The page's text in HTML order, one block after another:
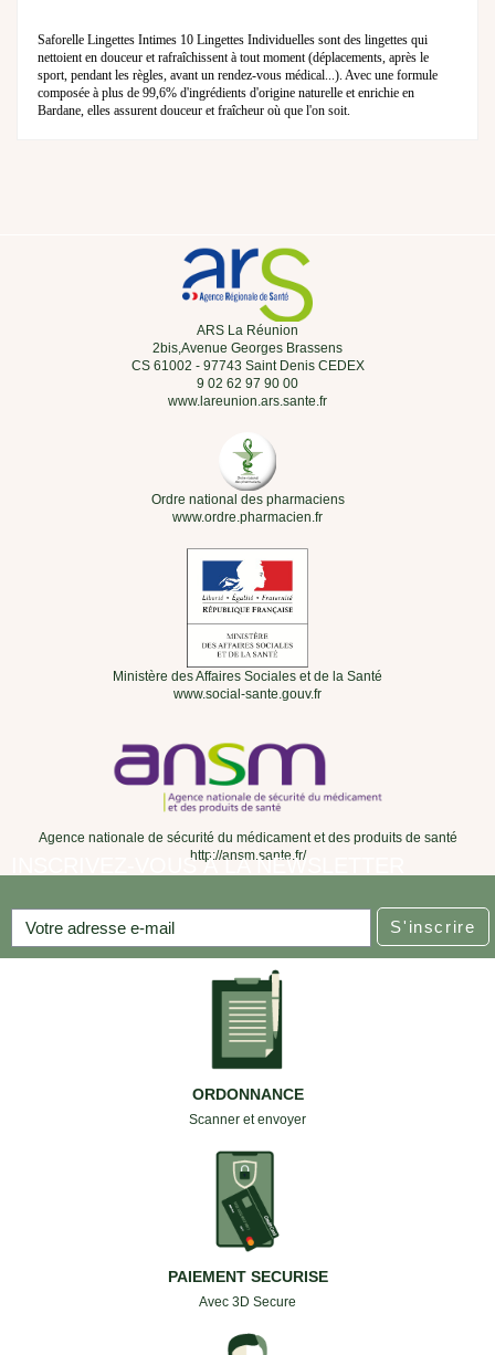
Saforelle Lingettes Intimes 10 Lingettes Individuelles sont des lingettes qui
nettoient en douceur et rafraîchissent à tout moment (déplacements, après le
sport, pendant les règles, avant un rendez-vous médical...). Avec une formule
composée à plus de 99,6% d'ingrédients d'origine naturelle et enrichie en
Bardane, elles assurent douceur et fraîcheur où que l'on soit.
ARS La Réunion
2bis,Avenue Georges Brassens
CS 61002 - 97743 Saint Denis CEDEX
9 02 62 97 90 00
www.lareunion.ars.sante.fr
Ordre national des pharmaciens
www.ordre.pharmacien.fr
Ministère des Affaires Sociales et de la Santé
www.social-sante.gouv.fr
Agence nationale de sécurité du médicament et des produits de santé
http://ansm.sante.fr/
INSCRIVEZ-VOUS À LA NEWSLETTER
S'inscrire
ORDONNANCE
Scanner et envoyer
PAIEMENT SECURISE
Avec 3D Secure